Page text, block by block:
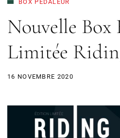
BOX PÉDALEUR
Nouvelle
Limitée
16 NOVEMBRE 2020